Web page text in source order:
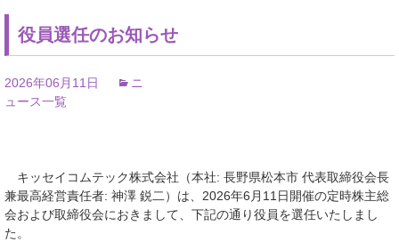
役員選任のお知らせ
2026年06月11日
ニ
ュース一覧
キッセイコムテック株式会社（本社: 長野県松本市 代表取締役会長
兼最高経営責任者: 神澤 鋭二）は、2026年6月11日開催の定時株主総
会および取締役会におきまして、下記の通り役員を選任いたしまし
た。